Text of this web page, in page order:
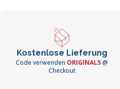
Kostenlose Lieferung
Code verwenden ORIGINAL5@
Checkout